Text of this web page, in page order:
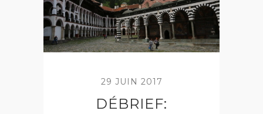
29 JUIN 2017
DÉBRIEF: